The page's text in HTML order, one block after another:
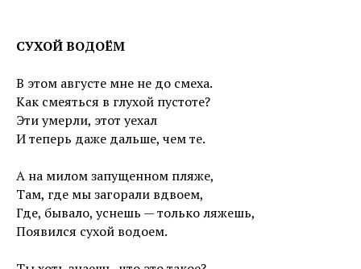
СУХОЙ ВОДОЁМ
В этом августе мне не до смеха.
Как смеяться в глухой пустоте?
Эти умерли, этот уехал
И теперь даже дальше, чем те.
А на милом запущенном пляже,
Там, где мы загорали вдвоем,
Где, бывало, уснешь — только ляжешь,
Появился сухой водоем.